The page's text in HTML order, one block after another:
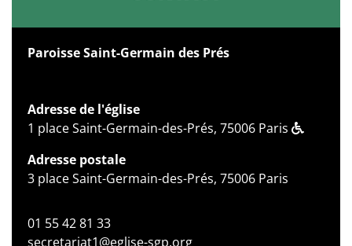
Paroisse Saint-Germain des Prés
Adresse de l'église
1 place Saint-Germain-des-Prés, 75006 Paris
Adresse postale
3 place Saint-Germain-des-Prés, 75006 Paris
01 55 42 81 33
secretariat1@eglise-sgp.org